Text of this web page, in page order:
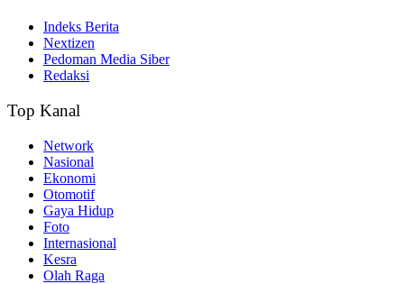
Indeks Berita
Nextizen
Pedoman Media Siber
Redaksi
Top Kanal
Network
Nasional
Ekonomi
Otomotif
Gaya Hidup
Foto
Internasional
Kesra
Olah Raga